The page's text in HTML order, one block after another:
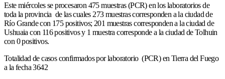
Este miércoles se procesaron 475 muestras (PCR) en los laboratorios de
toda la provincia de las cuales 273 muestras corresponden a la ciudad de
Río Grande con 175 positivos; 201 muestras corresponden a la ciudad de
Ushuaia con 116 positivos y 1 muestra corresponde a la ciudad de Tolhuin
con 0 positivos.
Totalidad de casos confirmados por laboratorio (PCR) en Tierra del Fuego
a la fecha 3642